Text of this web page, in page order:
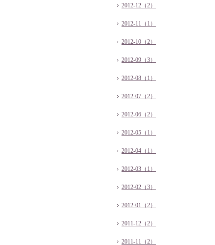
2012-12（2）
2012-11（1）
2012-10（2）
2012-09（3）
2012-08（1）
2012-07（2）
2012-06（2）
2012-05（1）
2012-04（1）
2012-03（1）
2012-02（3）
2012-01（2）
2011-12（2）
2011-11（2）